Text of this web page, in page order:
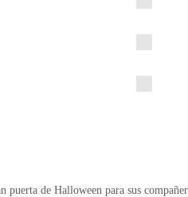
de Halloween para sus